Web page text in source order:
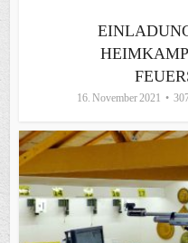
16. November 2021